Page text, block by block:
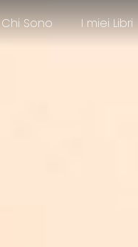
Chi Sono I miei Libri